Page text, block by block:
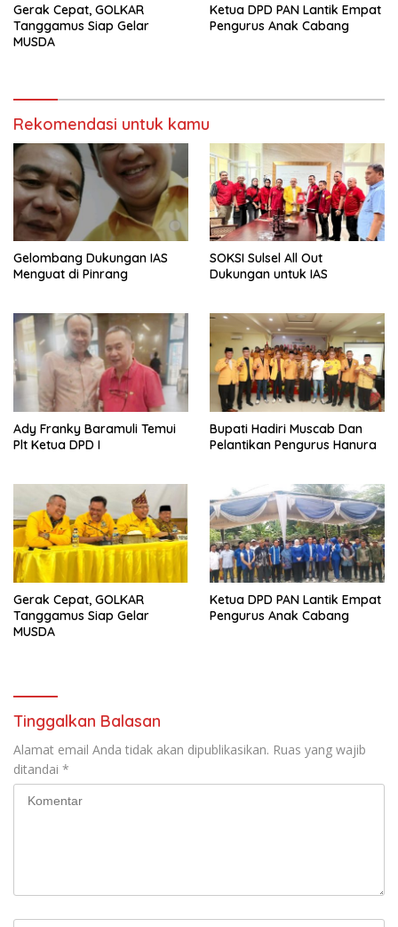
Gerak Cepat, GOLKAR
Tanggamus Siap Gelar
MUSDA
Ketua DPD PAN Lantik Empat
Pengurus Anak Cabang
Rekomendasi untuk kamu
Gelombang Dukungan IAS
Menguat di Pinrang
SOKSI Sulsel All Out
Dukungan untuk IAS
Ady Franky Baramuli Temui
Plt Ketua DPD I
Bupati Hadiri Muscab Dan
Pelantikan Pengurus Hanura
Gerak Cepat, GOLKAR
Tanggamus Siap Gelar
MUSDA
Ketua DPD PAN Lantik Empat
Pengurus Anak Cabang
Tinggalkan Balasan
Alamat email Anda tidak akan dipublikasikan. Ruas yang wajib
ditandai *